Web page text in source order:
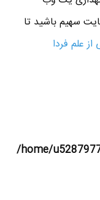
سهیم باشید تا
علم فردا
/home/